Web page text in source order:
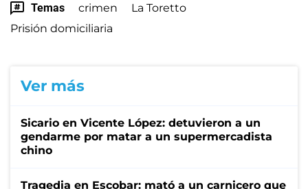
Temas crimen
La Toretto
Prisión domiciliaria
Ver más
Sicario en Vicente López: detuvieron a un
gendarme por matar a un supermercadista
chino
Tragedia en Escobar: mató a un carnicero que